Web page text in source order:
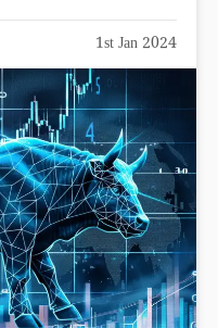
1st Jan 2024